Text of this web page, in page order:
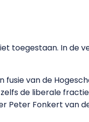
toegestaan. In de
van de
de liberale
Peter Fonkert van